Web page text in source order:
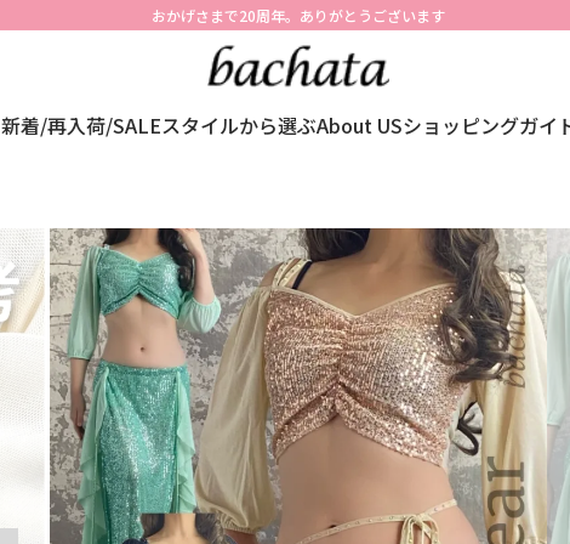
おかげさまで20周年。ありがとうございます
新着/再入荷/SALEスタイルから選ぶAbout USショッピングガイ